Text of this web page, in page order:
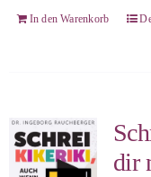
In den Warenkorb
dir